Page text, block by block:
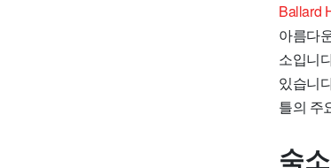
Ballard
아름다
소입니
있습니
틀의 주
숙